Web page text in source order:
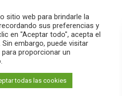
search menu pause PLAY
sitio web para brindarle la
sus preferencias y
en "Aceptar todo", acepta el
embargo, puede visitar
proporcionar un
todas las cookies